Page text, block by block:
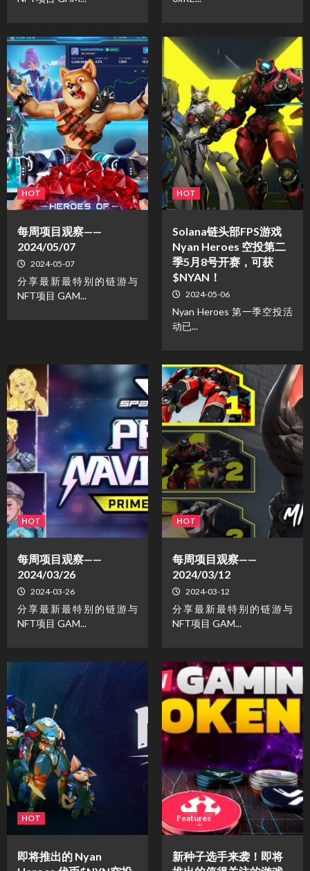
HOT
每周项目观察——
2024/05/07
2024-05-07
分享最新最特别的链游与
NFT项目 GAM...
HOT
Solana链头部FPS游戏
Nyan Heroes 空投第二
季5月8号开赛，可获
$NYAN！
2024-05-06
Nyan Heroes 第一季空投活
动已...
HOT
每周项目观察——
2024/03/26
2024-03-26
分享最新最特别的链游与
NFT项目 GAM...
HOT
每周项目观察——
2024/03/12
2024-03-12
分享最新最特别的链游与
NFT项目 GAM...
HOT
即将推出的 Nyan
Features
新种子选手来袭！即将